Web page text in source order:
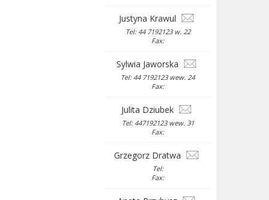
Justyna Krawul
Tel: 44 7192123 w. 22
Fax:
Sylwia Jaworska
Tel: 44 7192123 wew. 24
Fax:
Julita Dziubek
Tel: 447192123 wew. 31
Fax:
Grzegorz Dratwa
Tel:
Fax: